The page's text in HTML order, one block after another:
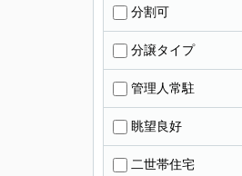
分割可
分譲タイプ
管理人常駐
眺望良好
二世帯住宅